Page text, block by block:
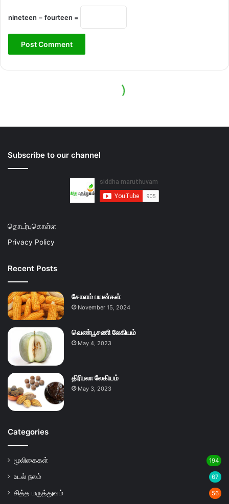
Subscribe to our channel
தொடர்புகொள்ள
Privacy Policy
Recent Posts
சோளம் பயன்கள்
November 15, 2024
வெண்பூசணி லேகியம்
May 4, 2023
திரிபலா லேகியம்
May 3, 2023
Categories
மூலிகைகள் 194
உடல் நலம் 67
சித்த மருத்துவம் 56